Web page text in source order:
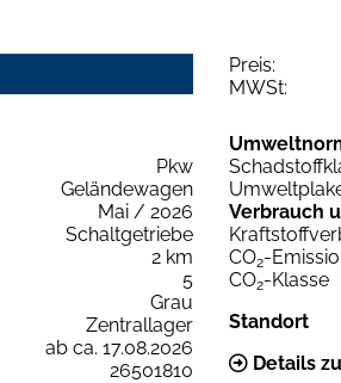
Preis:
MWSt:
Pkw
Geländewagen
Mai / 2026
Schaltgetriebe
2 km
5
Grau
Zentrallager
ab ca. 17.08.2026
26501810
Verbrauch
CO2-
CO2-Klasse
Standort
Details